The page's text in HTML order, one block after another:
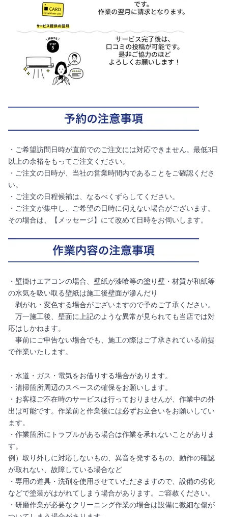
・ご希望訪問日時が直前でのご注文には対応できません。最低3日
以上の余裕をもってご注文ください。
・ご注文の日時が、当社の営業時間内であることをご確認くださ
い。
・ご注文の日程候補は、なるべくずらしてください。
・ご注文が集中し、ご希望の日時に伺えない場合がございます。
その場合は、【メッセージ】にて改めて日時をお伺いします。
・壁掛けエアコンの場合、壁紙が漆喰等の塗り壁・材質が和紙等
の水気を吸い取る壁紙は施工後壁面が滲んだり
剥がれ・変色する場合がございますので予めご了承ください。
万一施工後、壁面に上記のような異常が見られても当店では対
応はしかねます。
事前にご申告ない場合でも、施工の際はご了承されている前提
で作業いたします。
・水道・ガス・電気をお借りする場合があります。
・清掃箇所周辺のスペースの確保をお願いします。
・お客様ご不在時のサービスは行っておりませんが、作業中の外
出は可能です。作業前と作業後には必ずお立合いをお願いしてい
ます。
・作業箇所にトラブルがある場合は作業を承れないことがありま
す。
例）取り外しに対応しないもの、異音を発するもの、動作の確認
が取れない、故障している場合など
・専用の道具・洗剤を使用させていただきますので、設備の劣化
などで塗装がはがれてしまう場合があります。ご容赦ください。
・研磨作業が必要なクリーニング作業の場合は設備に微細な傷が